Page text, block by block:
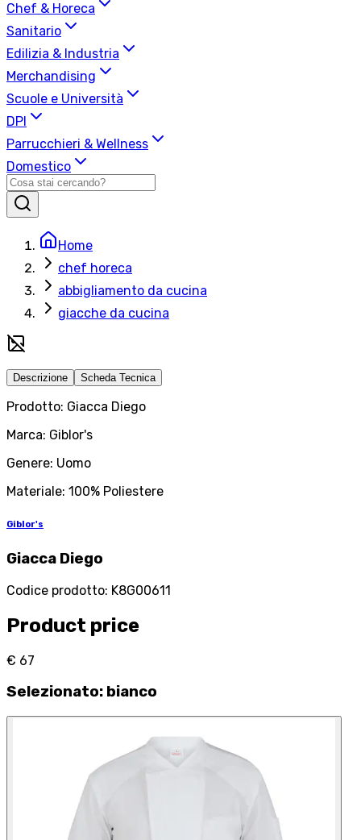
Chef & Horeca
Sanitario
Edilizia & Industria
Merchandising
Scuole e Università
DPI
Parrucchieri & Wellness
Domestico
Home
chef horeca
abbigliamento da cucina
giacche da cucina
Descrizione Scheda Tecnica
Prodotto: Giacca Diego
Marca: Giblor's
Genere: Uomo
Materiale: 100% Poliestere
Giblor's
Giacca Diego
Codice prodotto: K8G00611
Product price
€ 67
Selezionato: bianco